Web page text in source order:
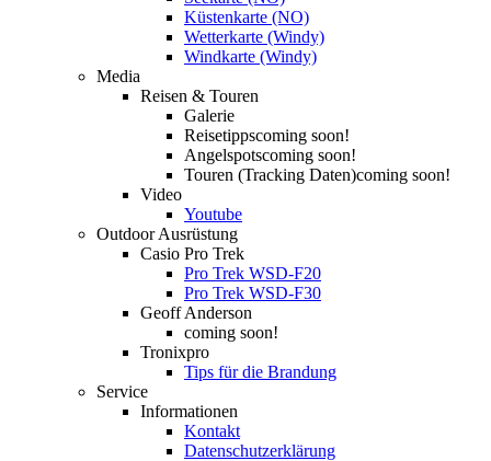
Küstenkarte (NO)
Wetterkarte (Windy)
Windkarte (Windy)
Media
Reisen & Touren
Galerie
Reisetippscoming soon!
Angelspotscoming soon!
Touren (Tracking Daten)coming soon!
Video
Youtube
Outdoor Ausrüstung
Casio Pro Trek
Pro Trek WSD-F20
Pro Trek WSD-F30
Geoff Anderson
coming soon!
Tronixpro
Tips für die Brandung
Service
Informationen
Kontakt
Datenschutzerklärung